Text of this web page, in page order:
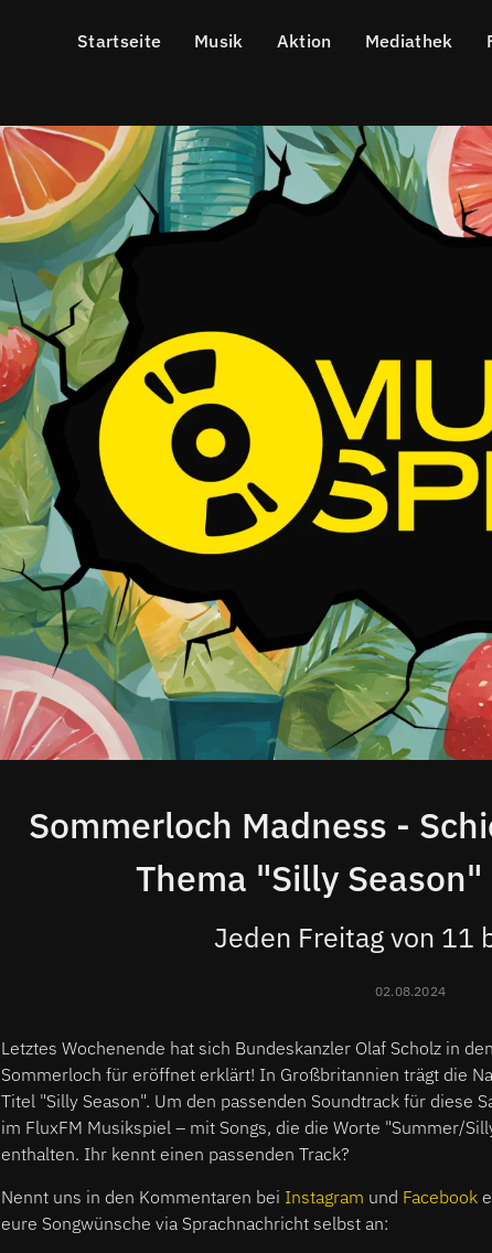
Startseite Musik Aktion Mediathek
Sommerloch Madness -
Thema "Silly
Jeden Freitag von 11
02.08.2024
Letztes Wochenende hat sich Bundeskanzler Olaf Scholz in
Sommerloch für eröffnet erklärt! In Großbritannien trägt die
Titel "Silly Season". Um den passenden Soundtrack für diese
im FluxFM Musikspiel – mit Songs, die die Worte "Summer/
enthalten. Ihr kennt einen passenden Track?
Nennt uns in den Kommentaren bei Instagram und Facebook
eure Songwünsche via Sprachnachricht selbst an: